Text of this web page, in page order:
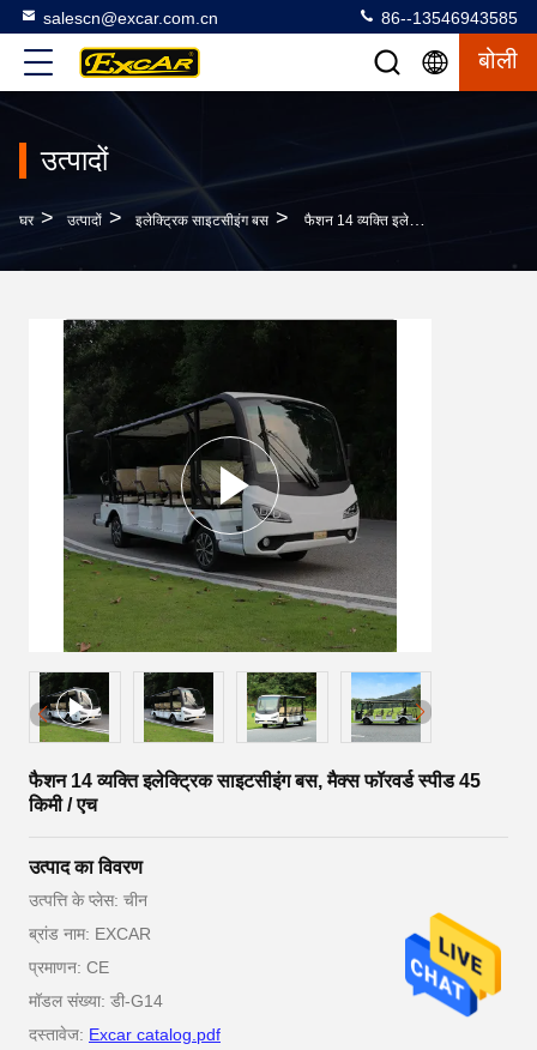
salescn@excar.com.cn 86--13546943585
बोली
उत्पादों
घर > उत्पादों > इलेक्ट्रिक साइटसीइंग बस > फैशन 14 व्यक्ति इलेक्ट्रिक साइटसीइंग बस, मैक्स फॉरवर्ड स्पीड 45 किमी / एच
फैशन 14 व्यक्ति इलेक्ट्रिक साइटसीइंग बस, मैक्स फॉरवर्ड स्पीड 45
किमी / एच
उत्पाद का विवरण
उत्पत्ति के प्लेस: चीन
ब्रांड नाम: EXCAR
प्रमाणन: CE
मॉडल संख्या: डी-G14
दस्तावेज: Excar catalog.pdf